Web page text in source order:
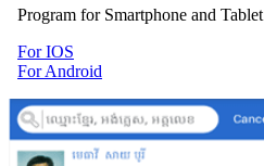
Program for Smartphone and Tablet
For IOS
For Android